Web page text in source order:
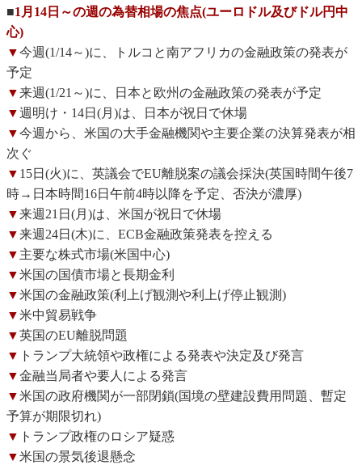
■1月14日～の週の為替相場の焦点(ユーロドル及びドル円中
心)
▼今週(1/14～)に、トルコと南アフリカの金融政策の発表が
予定
▼来週(1/21～)に、日本と欧州の金融政策の発表が予定
▼週明け・14日(月)は、日本が祝日で休場
▼今週から、米国の大手金融機関や主要企業の決算発表が相
次ぐ
▼ 15日(火)に、英議会でEU離脱案の議会採決(英国時間午後7
時→日本時間16日午前4時以降を予定、否決が濃厚)
▼来週21日(月)は、米国が祝日で休場
▼来週24日(木)に、ECB金融政策発表を控える
▼ 主要な株式市場(米国中心)
▼米国の国債市場と長期金利
▼米国の金融政策(利上げ観測や利上げ停止観測)
▼米中貿易戦争
▼英国のEU離脱問題
▼ トランプ大統領や政権による発表や決定及び発言
▼金融当局者や要人による発言
▼米国の政府機関が一部閉鎖(国境の壁建設費用問題、暫定
予算が期限切れ)
▼ トランプ政権のロシア疑惑
▼米国の景気後退懸念